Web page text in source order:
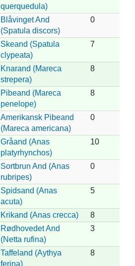
querquedula)
Blåvinget And
(Spatula discors)
0
Skeand (Spatula
clypeata)
7
Knarand (Mareca
strepera)
8
Pibeand (Mareca
penelope)
8
Amerikansk Pibeand
(Mareca americana)
0
Gråand (Anas
platyrhynchos)
10
Sortbrun And (Anas
rubripes)
0
Spidsand (Anas
acuta)
5
Krikand (Anas crecca)
8
Rødhovedet And
(Netta rufina)
3
Taffeland (Aythya
ferina)
8